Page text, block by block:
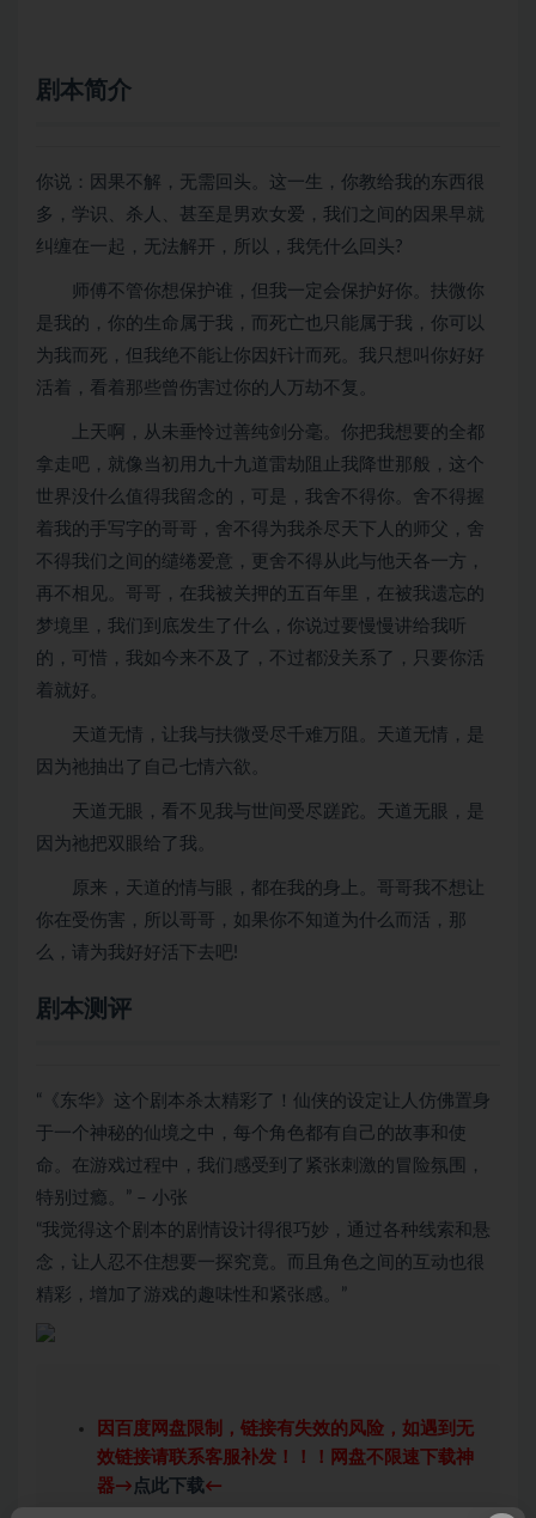
剧本简介
你说：因果不解，无需回头。这一生，你教给我的东西很
多，学识、杀人、甚至是男欢女爱，我们之间的因果早就
纠缠在一起，无法解开，所以，我凭什么回头?
师傅不管你想保护谁，但我一定会保护好你。扶微你
是我的，你的生命属于我，而死亡也只能属于我，你可以
为我而死，但我绝不能让你因奸计而死。我只想叫你好好
活着，看着那些曾伤害过你的人万劫不复。
上天啊，从未垂怜过善纯剑分毫。你把我想要的全都
拿走吧，就像当初用九十九道雷劫阻止我降世那般，这个
世界没什么值得我留念的，可是，我舍不得你。舍不得握
着我的手写字的哥哥，舍不得为我杀尽天下人的师父，舍
不得我们之间的缱绻爱意，更舍不得从此与他天各一方，
再不相见。哥哥，在我被关押的五百年里，在被我遗忘的
梦境里，我们到底发生了什么，你说过要慢慢讲给我听
的，可惜，我如今来不及了，不过都没关系了，只要你活
着就好。
天道无情，让我与扶微受尽千难万阻。天道无情，是
因为祂抽出了自己七情六欲。
天道无眼，看不见我与世间受尽蹉跎。天道无眼，是
因为祂把双眼给了我。
原来，天道的情与眼，都在我的身上。哥哥我不想让
你在受伤害，所以哥哥，如果你不知道为什么而活，那
么，请为我好好活下去吧!
剧本测评
“《东华》这个剧本杀太精彩了！仙侠的设定让人仿佛置身
于一个神秘的仙境之中，每个角色都有自己的故事和使
命。在游戏过程中，我们感受到了紧张刺激的冒险氛围，
特别过瘾。” – 小张
“我觉得这个剧本的剧情设计得很巧妙，通过各种线索和悬
念，让人忍不住想要一探究竟。而且角色之间的互动也很
精彩，增加了游戏的趣味性和紧张感。”
因百度网盘限制，链接有失效的风险，如遇到无
效链接请联系客服补发！！！网盘不限速下载神
器→ 点此下载←